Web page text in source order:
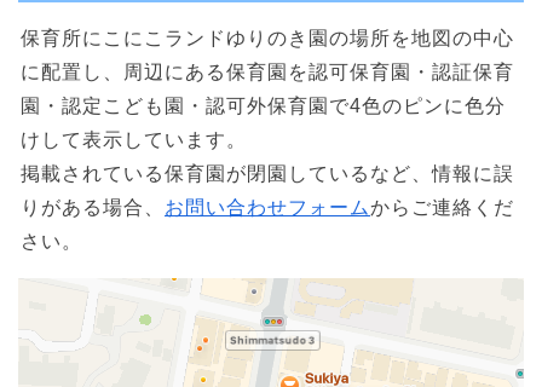
保育所にこにこランドゆりのき園の場所を地図の中心
に配置し、周辺にある保育園を認可保育園・認証保育
園・認定こども園・認可外保育園で4色のピンに色分
けして表示しています。
掲載されている保育園が閉園しているなど、情報に誤
りがある場合、 お問い合わせフォームからご連絡くだ
さい。